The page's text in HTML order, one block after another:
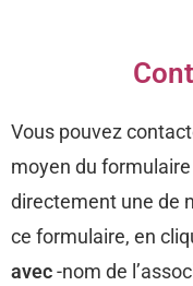
Vous pouvez
moyen du
directement une de
ce formulaire, en
avec-nom de